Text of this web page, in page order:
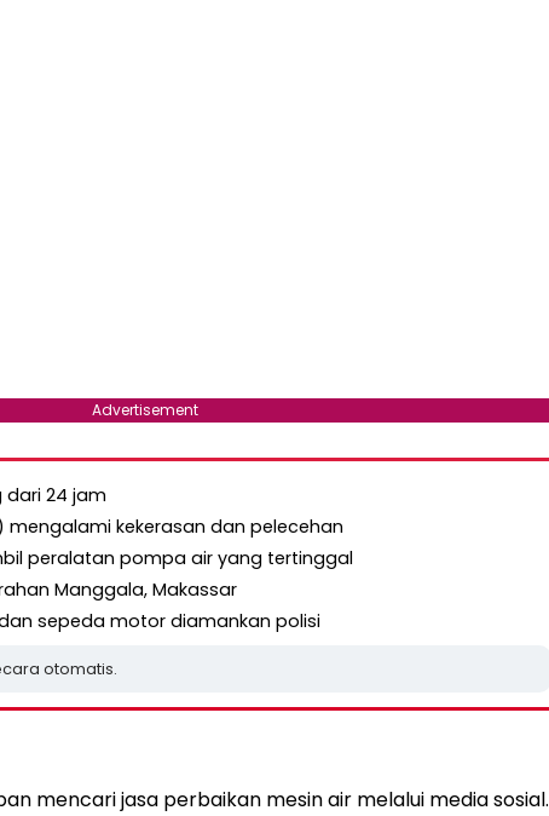
Advertisement
dari 24 jam
mengalami kekerasan dan pelecehan
peralatan pompa air yang tertinggal
Manggala, Makassar
sepeda motor diamankan polisi
otomatis.
mencari jasa perbaikan mesin air melalui media sosial.